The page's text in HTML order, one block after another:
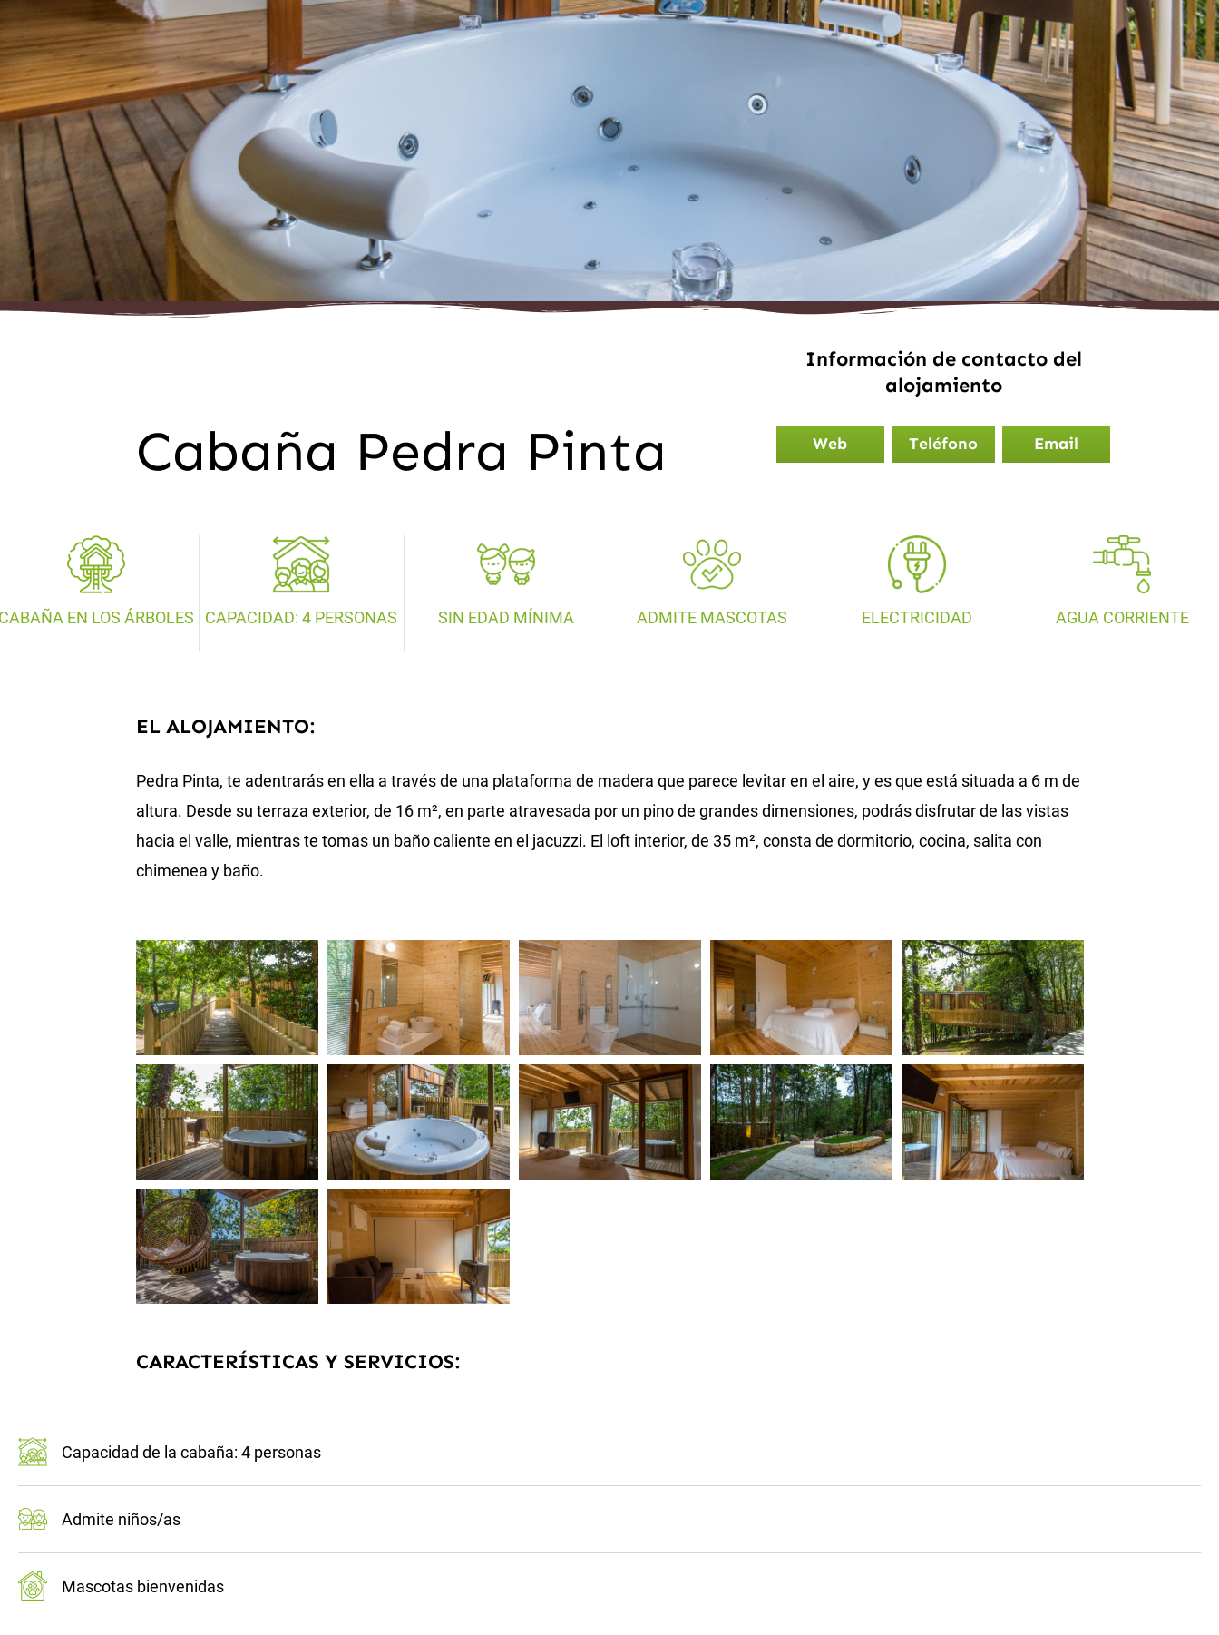
Cabaña Pedra Pinta
Información de contacto del
alojamiento
Web Teléfono Email
EN LOS ÁRBOLES CAPACIDAD: 4 PERSONAS SIN EDAD MÍNIMA ADMITE MASCOTAS ELECTRICIDAD AGUA CORRIENTE
EL ALOJAMIENTO:
Pedra Pinta, te adentrarás en ella a través de una plataforma de madera que parece levitar en el aire, y es que está situada a 6 m de
altura. Desde su terraza exterior, de 16 m², en parte atravesada por un pino de grandes dimensiones, podrás disfrutar de las vistas
hacia el valle, mientras te tomas un baño caliente en el jacuzzi. El loft interior, de 35 m², consta de dormitorio, cocina, salita con
chimenea y baño.
CARACTERÍSTICAS Y SERVICIOS:
Capacidad de la cabaña: 4 personas
Admite niños/as
Mascotas bienvenidas